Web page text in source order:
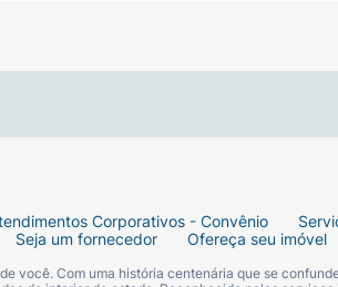
Corporativos - Convênio
Seja um fornecedor Ofereça seu imóvel
você. Com uma história centenária que se